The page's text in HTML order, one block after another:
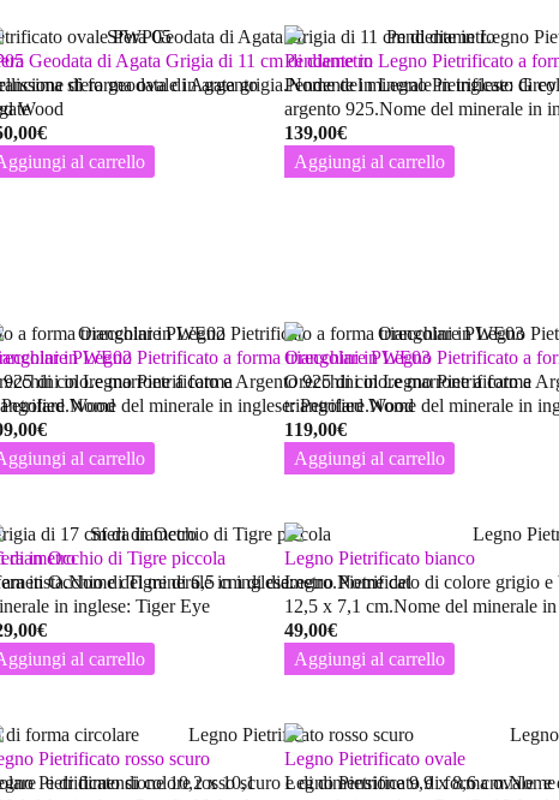
di forma ovale in argento
Wood
Geodata di Agata Grigia di 11 cm di diametro
sfera geodata di Agata grigia.Nome del minerale in inglese: Grey
€
al carrello
Pendente in Legno Pietrificato a
Pendente in Legno Pietrificato di
argento 925.Nome del minerale in
139,00€
Aggiungi al carrello
PWE02
di colore marrone a forma
Wood
in Legno Pietrificato a forma triangolare PWE03
in Legno Pietrificato e Argento 925 di colore marrone a forma
del minerale in inglese: Petrified Wood
€
al carrello
Orecchini in Legno Pietrificato a
Orecchini in Legno Pietrificato e
triangolare.Nome del minerale in
119,00€
Aggiungi al carrello
diametro
del minerale in inglese:
in Occhio di Tigre piccola
in Occhio di Tigre di 6,5 cm di diametro.Nome del
in inglese: Tiger Eye
€
al carrello
Legno Pietrificato bianco
Legno Pietrificato di colore grigio e
12,5 x 7,1 cm.Nome del minerale
49,00€
Aggiungi al carrello
e di dimensione 10,2 x 10,1
Pietrificato rosso scuro
Pietrificato di colore rosso scuro e di dimensione 9,9 x 8,6 cm.Nome
Legno Pietrificato ovale
Legno Pietrificato di forma ovale e